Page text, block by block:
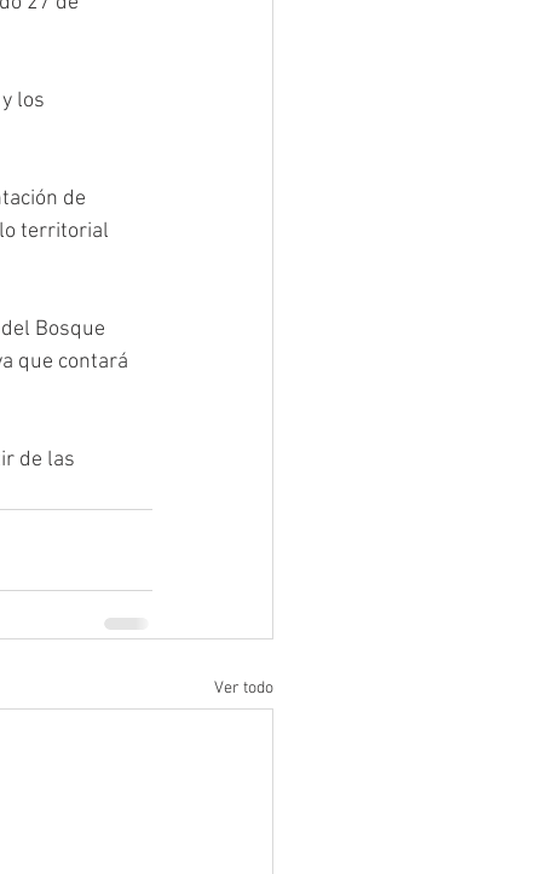
los
de
territorial
Bosque
que contará
de las
Ver todo